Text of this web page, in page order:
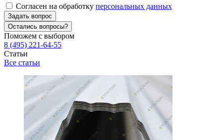
Согласен на обработку персональных данных
Задать вопрос
Остались вопросы?
Поможем с выбором
8 (495) 221-64-55
Статьи
Все статьи